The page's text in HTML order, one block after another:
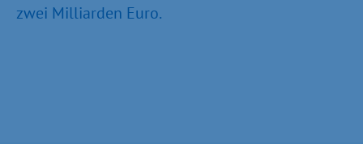
zwei Milliarden Euro.